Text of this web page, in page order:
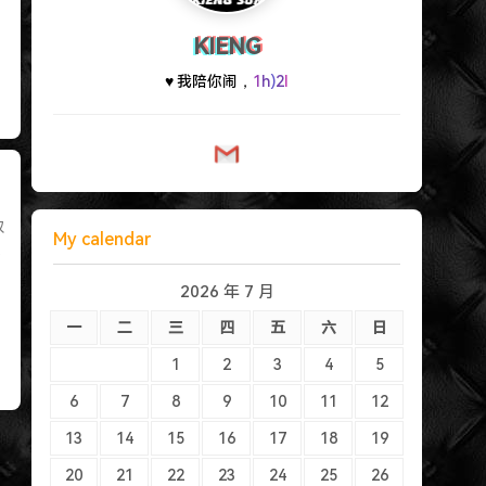
KIENG
♥ 我陪 h j{
My calendar
2026 年 7 月
一 二 三 四 五 六 日
1 2 3 4 5
6 7 8 9 10 11 12
13 14 15 16 17 18 19
20 21 22 23 24 25 26